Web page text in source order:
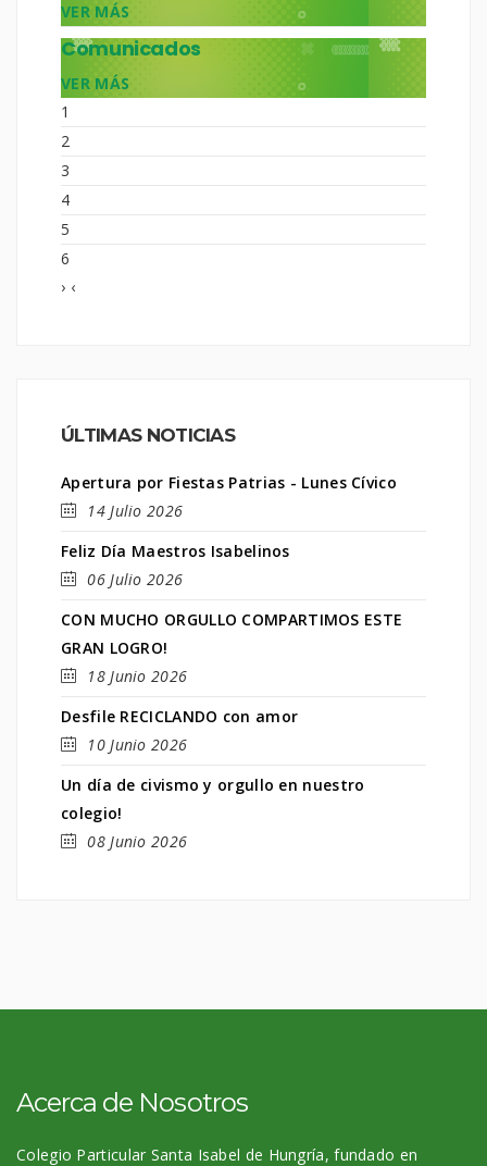
VER MÁS
Comunicados
VER MÁS
1
2
3
4
5
6
› ‹
ÚLTIMAS NOTICIAS
Apertura por Fiestas Patrias - Lunes Cívico
14 Julio 2026
Feliz Día Maestros Isabelinos
06 Julio 2026
CON MUCHO ORGULLO COMPARTIMOS ESTE
GRAN LOGRO!
18 Junio 2026
Desfile RECICLANDO con amor
10 Junio 2026
Un día de civismo y orgullo en nuestro
colegio!
08 Junio 2026
Acerca de Nosotros
Colegio Particular Santa Isabel de Hungría, fundado en